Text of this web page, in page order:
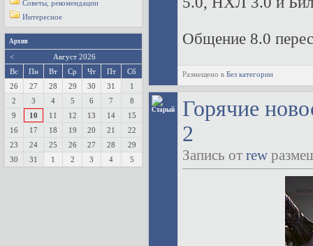
Общение 8.0
Размещено в Без категории
Горячие
2
Запись от rew
Советы, рекомендации
Интересное
Архив
<
Август 2026
Вс
Пн Вт Ср Чт Пт
Сб
26
27 28 29 30 31
1
2
3 4 5 6 7
8
9
10 11 12 13 14
15
16
17 18 19 20 21
22
23
24 25 26 27 28
29
30
31 1 2 3 4 5